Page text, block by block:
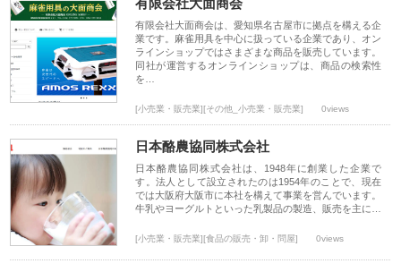
有限会社大面商会は、愛知県名古屋市に拠点を構える企
業です。麻雀用具を中心に扱っている企業であり、オン
ラインショップではさまざまな商品を販売しています。
同社が運営するオンラインショップは、商品の検索性
を…
[小売業・販売業][その他_小売業・販売業] 0views
日本酪農協同株式会社
日本酪農協同株式会社は、1948年に創業した企業で
す。法人として設立されたのは1954年のことで、現在
では大阪府大阪市に本社を構えて事業を営んでいます。
牛乳やヨーグルトといった乳製品の製造、販売を主に…
[小売業・販売業][食品の販売・卸・問屋] 0views